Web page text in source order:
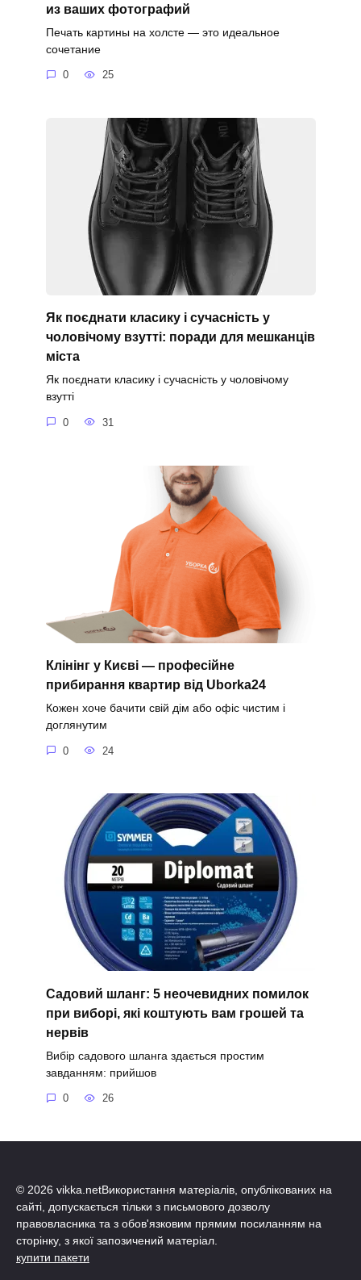
из ваших фотографий
Печать картины на холсте — это идеальное
сочетание
0 25
Як поєднати класику і сучасність у
чоловічому взутті: поради для мешканців
міста
Як поєднати класику і сучасність у чоловічому
взутті
0 31
Клінінг у Києві — професійне
прибирання квартир від Uborka24
Кожен хоче бачити свій дім або офіс чистим і
доглянутим
0 24
Садовий шланг: 5 неочевидних помилок
при виборі, які коштують вам грошей та
нервів
Вибір садового шланга здається простим
завданням: прийшов
0 26
© 2026 vikka.netВикористання матеріалів, опублікованих на
сайті, допускається тільки з письмового дозволу
правовласника та з обов'язковим прямим посиланням на
сторінку, з якої запозичений матеріал.
купити пакети